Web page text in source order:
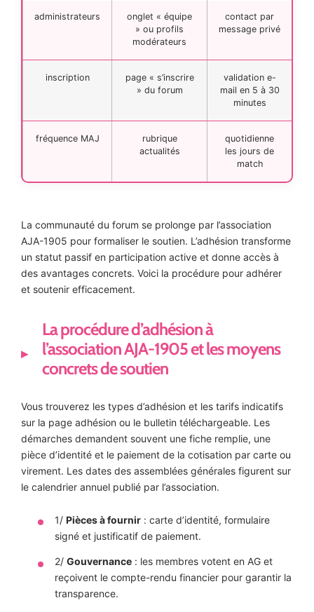
administrateurs
onglet « équipe
» ou profils
modérateurs
contact par
message privé
inscription
page « s’inscrire
» du forum
validation e-
mail en 5 à 30
minutes
fréquence MAJ
rubrique
actualités
quotidienne
les jours de
match
La communauté du forum se prolonge par l’association
AJA-1905 pour formaliser le soutien. L’adhésion transforme
un statut passif en participation active et donne accès à
des avantages concrets. Voici la procédure pour adhérer
et soutenir efficacement.
La procédure d’adhésion à
l’association AJA-1905 et les moyens
concrets de soutien
Vous trouverez les types d’adhésion et les tarifs indicatifs
sur la page adhésion ou le bulletin téléchargeable. Les
démarches demandent souvent une fiche remplie, une
pièce d’identité et le paiement de la cotisation par carte ou
virement. Les dates des assemblées générales figurent sur
le calendrier annuel publié par l’association.
1/ Pièces à fournir : carte d’identité, formulaire
signé et justificatif de paiement.
2/ Gouvernance : les membres votent en AG et
reçoivent le compte-rendu financier pour garantir la
transparence.